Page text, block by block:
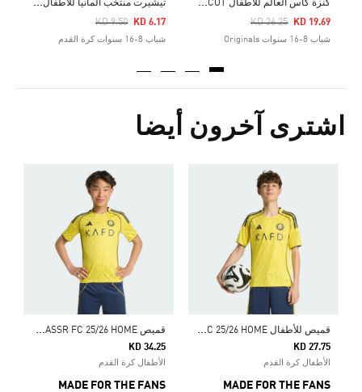
Price Reduced From
KD 26.25
To KD 19.69
شباب 8-16 سنوات Originals
Price Reduced From
KD 9.50
To KD 6.17
شباب 8-16 سنوات كرة القدم
اشترى آخرون أيضا
ق
ميص للأطفال ALNASSR FC 25/26 HOME
KD 27.75
الأطفال كرة القدم
MADE FOR THE FANS
ق
ميص AL NASSR FC 25/26 HOME
KD 34.25
الأطفال كرة القدم
MADE FOR THE FANS